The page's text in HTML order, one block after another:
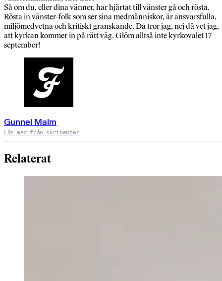
Så om du, eller dina vänner, har hjärtat till vänster gå och rösta.
Rösta in vänster-folk som ser sina medmänniskor, är ansvarsfulla,
miljömedvetna och kritiskt granskande. Då tror jag, nej då vet jag,
att kyrkan kommer in på rätt väg. Glöm alltså inte kyrkovalet 17
september!
Gunnel Malm
Läs mer från skribenten
Relaterat